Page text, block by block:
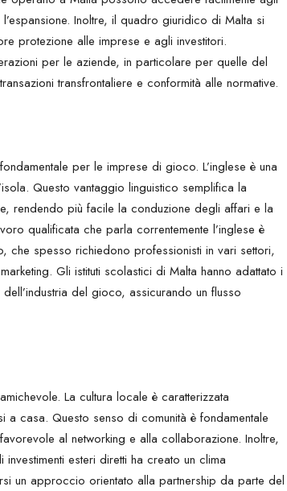
Inoltre, il quadro giuridico di Malta si
protezione alle imprese e agli investitori.
per le aziende, in particolare per quelle del
transfrontaliere e conformità alle normative.
per le imprese di gioco. L’inglese è una
Questo vantaggio linguistico semplifica la
rendendo più facile la conduzione degli affari e la
qualificata che parla correntemente l’inglese è
che spesso richiedono professionisti in vari settori,
Gli istituti scolastici di Malta hanno adattato i
del gioco, assicurando un flusso
La cultura locale è caratterizzata
a casa. Questo senso di comunità è fondamentale
al networking e alla collaborazione. Inoltre,
esteri diretti ha creato un clima
un approccio orientato alla partnership da parte del